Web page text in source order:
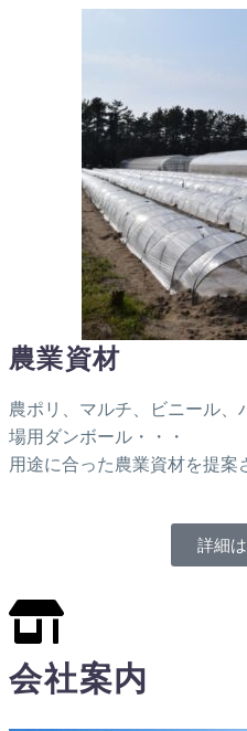
農業資材
農ポリ、マルチ、ビニール
場用ダンボール・・・
用途に合った農業資材を提案
詳細
会社案内